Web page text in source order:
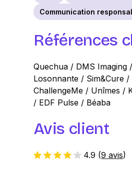
Communication
Références
Quechua / DMS Imaging
Losonnante / Sim&Cure
ChallengeMe / Unîmes /
/ EDF Pulse / Béaba
Avis client
4.9 (9 avis)